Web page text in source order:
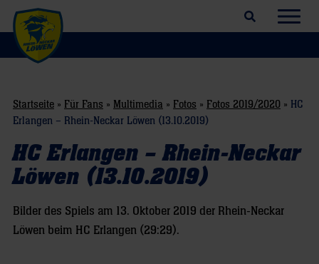
Suchfeld öffnen
Startseite » Für Fans » Multimedia » Fotos » Fotos 2019/2020 » HC
Erlangen – Rhein-Neckar Löwen (13.10.2019)
HC Erlangen – Rhein-Neckar
Löwen (13.10.2019)
Bilder des Spiels am 13. Oktober 2019 der Rhein-Neckar
Löwen beim HC Erlangen (29:29).